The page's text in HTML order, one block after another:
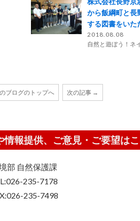
から飯綱町と長
する図書をいた
2018.08.08
自然と遊ぼう！ネ
ブログのトップへ 次の記事 →
情報提供、ご意見・ご要望は
部 自然保護課
235-7178
235-7498